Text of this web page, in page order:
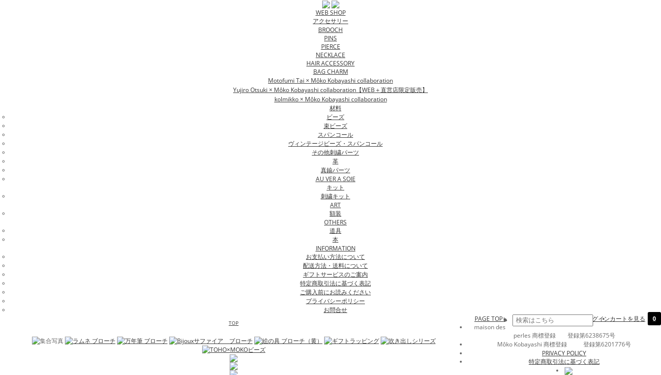
WEB SHOP
アクセサリー
BROOCH
PINS
PIERCE
NECKLACE
HAIR ACCESSORY
BAG CHARM
Motofumi Tai × Môko Kobayashi collaboration
Yujiro Otsuki × Môko Kobayashi collaboration【WEB＋直営店限定販売】
kolmikko × Môko Kobayashi collaboration
材料
ビーズ
束ビーズ
スパンコール
ヴィンテージビーズ・スパンコール
その他刺繍パーツ
革
真鍮パーツ
AU VER A SOIE
キット
刺繍キット
ART
額装
OTHERS
道具
本
INFORMATION
お支払い方法について
配送方法・送料について
ギフトサービスのご案内
特定商取引法に基づく表記
ご購入前にお読みください
プライバシーポリシー
お問合せ
カートを見る
0
ログイン
TOP
PAGE TOP↑
maison des
perles 商標登録 登録第6238675号
Môko Kobayashi 商標登録 登録第6201776号
PRIVACY POLICY
特定商取引法に基づく表記